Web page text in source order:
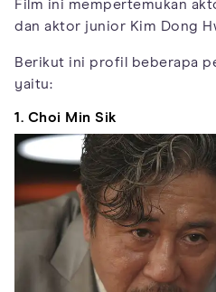
Film ini mempertemukan
dan aktor junior Kim Dong
Berikut ini profil beberapa
yaitu:
1. Choi Min Sik